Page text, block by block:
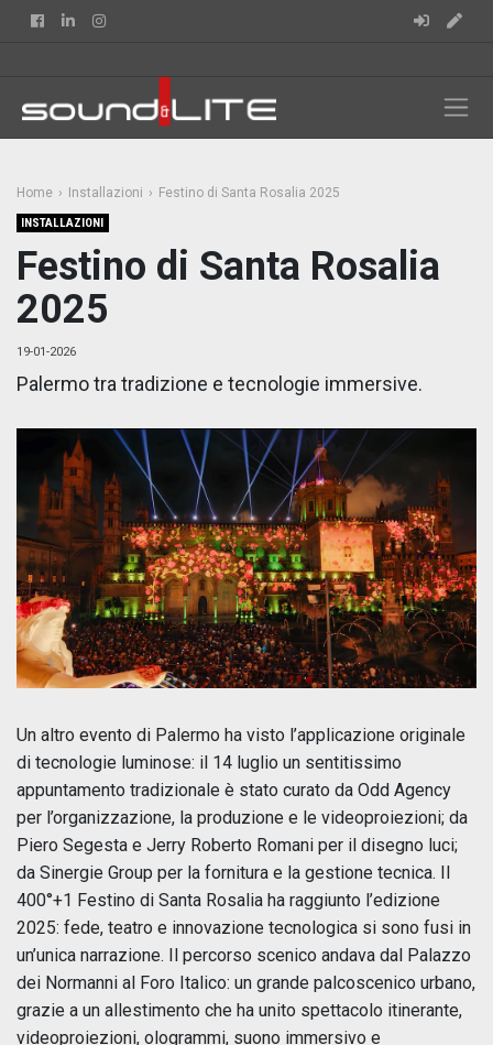
FacebookLinkedin
Home Installazioni Festino di Santa Rosalia 2025
INSTALLAZIONI
Festino di Santa Rosalia
2025
19-01-2026
Palermo tra tradizione e tecnologie immersive.
Un altro evento di Palermo ha visto l’applicazione originale
di tecnologie luminose: il 14 luglio un sentitissimo
appuntamento tradizionale è stato curato da Odd Agency
per l’organizzazione, la produzione e le videoproiezioni; da
Piero Segesta e Jerry Roberto Romani per il disegno luci;
da Sinergie Group per la fornitura e la gestione tecnica. Il
400°+1 Festino di Santa Rosalia ha raggiunto l’edizione
2025: fede, teatro e innovazione tecnologica si sono fusi in
un’unica narrazione. Il percorso scenico andava dal Palazzo
dei Normanni al Foro Italico: un grande palcoscenico urbano,
grazie a un allestimento che ha unito spettacolo itinerante,
videoproiezioni, ologrammi, suono immersivo e